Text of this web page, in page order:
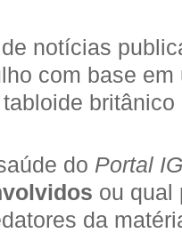
notícias
com base
do Portal IG
ou qual
da